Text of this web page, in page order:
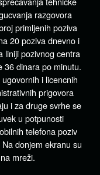
razgovora
primljenih poziva
20 poziva dnevno i
liniji pozivnog centra
36 dinara po minutu.
i licencnih
prigovora
i za druge svrhe se
u potpunosti
telefona poziv
donjem ekranu su
mreži.